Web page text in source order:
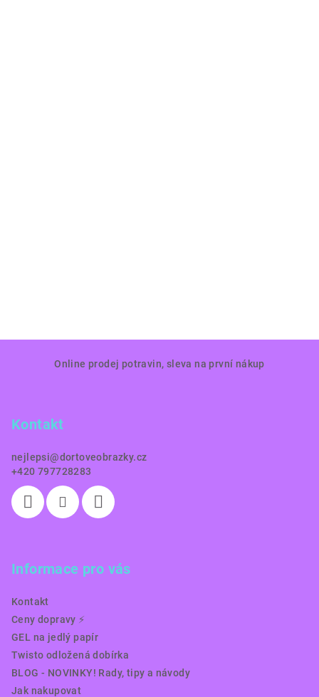
Online prodej potravin, sleva na první nákup
Kontakt
nejlepsi@dortoveobrazky.cz
+420 797728283
Informace pro vás
Kontakt
Ceny dopravy ⚡️
GEL na jedlý papír
Twisto odložená dobírka
BLOG - NOVINKY! Rady, tipy a návody
Jak nakupovat